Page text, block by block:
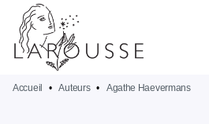
MENU
PIED DE PAGE
Accueil • Auteurs • Agathe Haevermans